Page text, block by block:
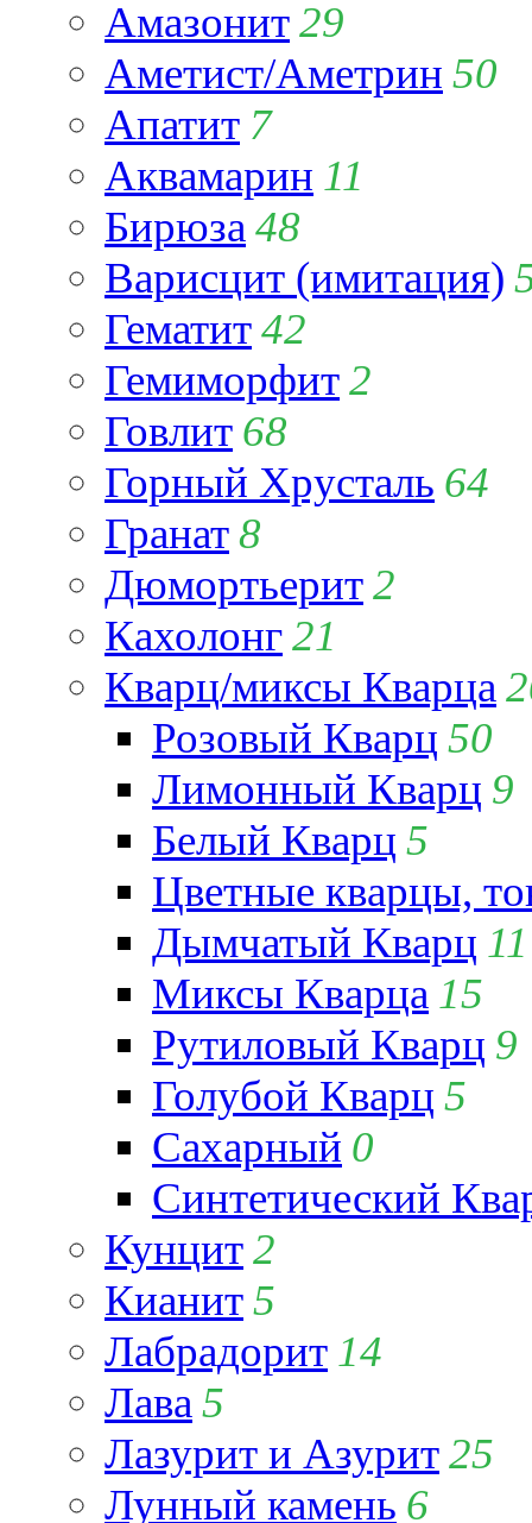
Амазонит29
Аметист/Аметрин 50
Апатит 7
Аквамарин 11
Бирюза 48
Варисцит (имитация)
Гематит42
Гемиморфит2
Говлит 68
Горный Хрусталь 64
Гранат8
Дюмортьерит2
Кахолонг21
Кварц/миксы Кварца
Розовый Кварц 50
Лимонный Кварц 9
Белый Кварц 5
Цветные кварцы,
Дымчатый Кварц 11
Миксы Кварца 15
Рутиловый Кварц 9
Голубой Кварц 5
Сахарный 0
Синтетический
Кунцит2
Кианит5
Лабрадорит 14
Лава 5
Лазурит и Азурит25
Лунный камень 6